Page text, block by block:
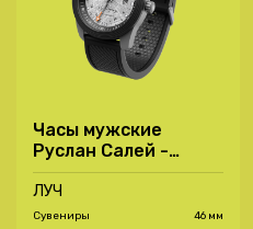
Часы мужские
Руслан Салей -
37720424
ЛУЧ
Сувениры 46 мм